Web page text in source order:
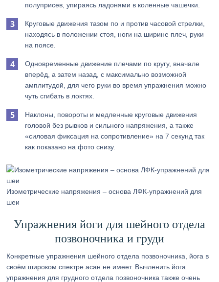
полуприсев, упираясь ладонями в коленные чашечки.
Круговые движения тазом по и против часовой стрелки,
находясь в положении стоя, ноги на ширине плеч, руки
на поясе.
Одновременные движение плечами по кругу, вначале
вперёд, а затем назад, с максимально возможной
амплитудой, для чего руки во время упражнения можно
чуть сгибать в локтях.
Наклоны, повороты и медленные круговые движения
головой без рывков и сильного напряжения, а также
«силовая фиксация на сопротивление» на 7 секунд так
как показано на фото снизу.
Изометрические напряжения – основа ЛФК-упражнений для
шеи
Упражнения йоги для шейного отдела
позвоночника и груди
Конкретные упражнения шейного отдела позвоночника, йога в
своём широком спектре асан не имеет. Вычленить йога
упражнения для грудного отдела позвоночника также очень